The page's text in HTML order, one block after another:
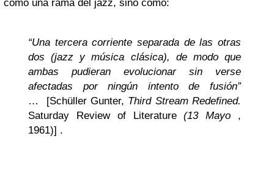
como una rama del jazz, sino como:
“Una tercera corriente separada de las otras
dos (jazz y música clásica), de modo que
ambas pudieran evolucionar sin verse
afectadas por ningún intento de fusión”
… [Schüller Gunter, Third Stream Redefined.
Saturday Review of Literature(13 Mayo ,
1961)] .